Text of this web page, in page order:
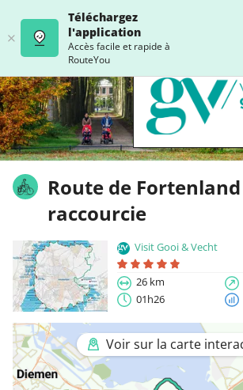
Téléchargez
l'application
Accès facile et rapide à
RouteYou
Route de Fortenland
raccourcie
Visit Gooi & Vecht
26 km
01h26
Voir sur la carte